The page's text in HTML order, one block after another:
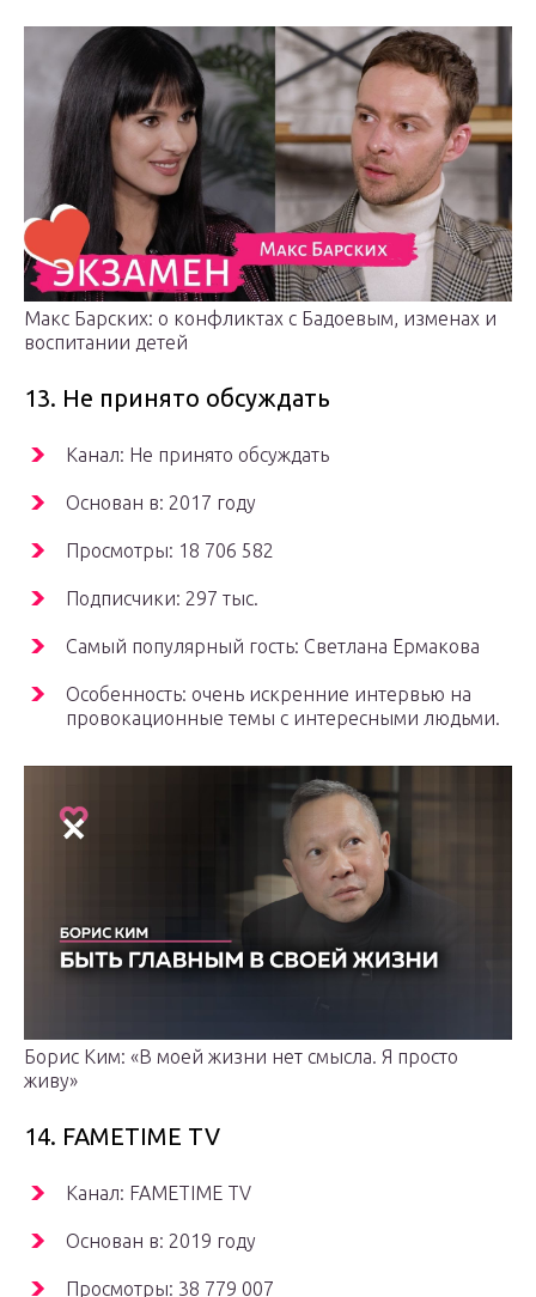
Макс Барских: о конфликтах с Бадоевым, изменах и
воспитании детей
13. Не принято обсуждать
Канал: Не принято обсуждать
Основан в: 2017 году
Просмотры: 18 706 582
Подписчики: 297 тыс.
Самый популярный гость: Светлана Ермакова
Особенность: очень искренние интервью на
провокационные темы с интересными людьми.
Борис Ким: «В моей жизни нет смысла. Я просто
живу»
14. FAMETIME TV
Канал: FAMETIME TV
Основан в: 2019 году
Просмотры: 38 779 007